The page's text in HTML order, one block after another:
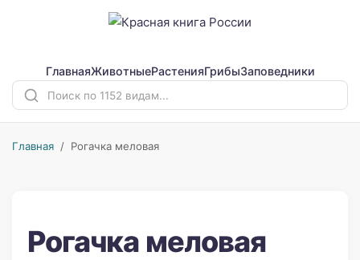
ГлавнаяЖивотныеРастенияГрибыЗаповедники
Главная / Рогачка меловая
Рогачка меловая